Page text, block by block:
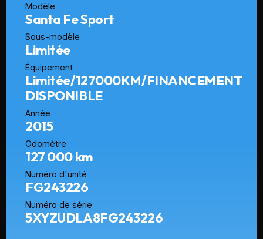
Modèle
Santa Fe Sport
Sous-modèle
Limitée
Équipement
Limitée/127000KM/FINANCEMENT
DISPONIBLE
Année
2015
Odomètre
127 000 km
Numéro d'unité
FG243226
Numéro de série
5XYZUDLA8FG243226